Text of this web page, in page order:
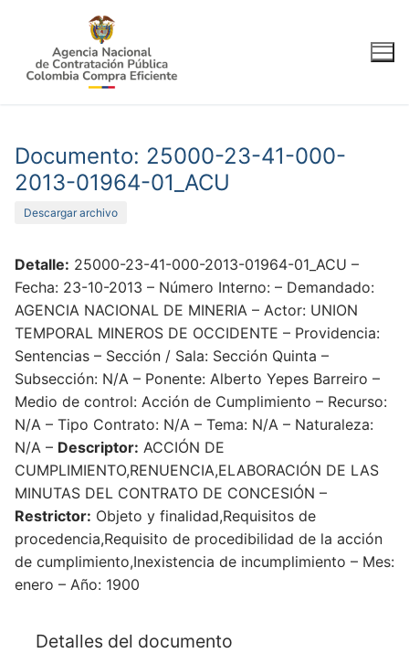
contenido
Documento: 25000-23-41-000-
2013-01964-01_ACU
Descargar archivo
Detalle: 25000-23-41-000-2013-01964-01_ACU –
Fecha: 23-10-2013 – Número Interno: – Demandado:
AGENCIA NACIONAL DE MINERIA – Actor: UNION
TEMPORAL MINEROS DE OCCIDENTE – Providencia:
Sentencias – Sección / Sala: Sección Quinta –
Subsección: N/A – Ponente: Alberto Yepes Barreiro –
Medio de control: Acción de Cumplimiento – Recurso:
N/A – Tipo Contrato: N/A – Tema: N/A – Naturaleza:
N/A – Descriptor: ACCIÓN DE
CUMPLIMIENTO,RENUENCIA,ELABORACIÓN DE LAS
MINUTAS DEL CONTRATO DE CONCESIÓN –
Restrictor: Objeto y finalidad,Requisitos de
procedencia,Requisito de procedibilidad de la acción
de cumplimiento,Inexistencia de incumplimiento – Mes:
enero – Año: 1900
Detalles del documento